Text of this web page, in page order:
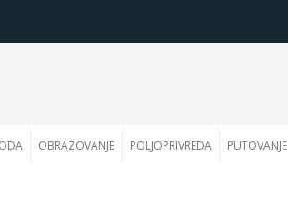
OBRAZOVANJE POLJOPRIVREDA PUTOVANJE